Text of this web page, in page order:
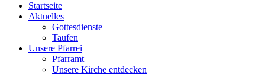
Startseite
Aktuelles
Gottesdienste
Taufen
Unsere Pfarrei
Pfarramt
Unsere Kirche entdecken